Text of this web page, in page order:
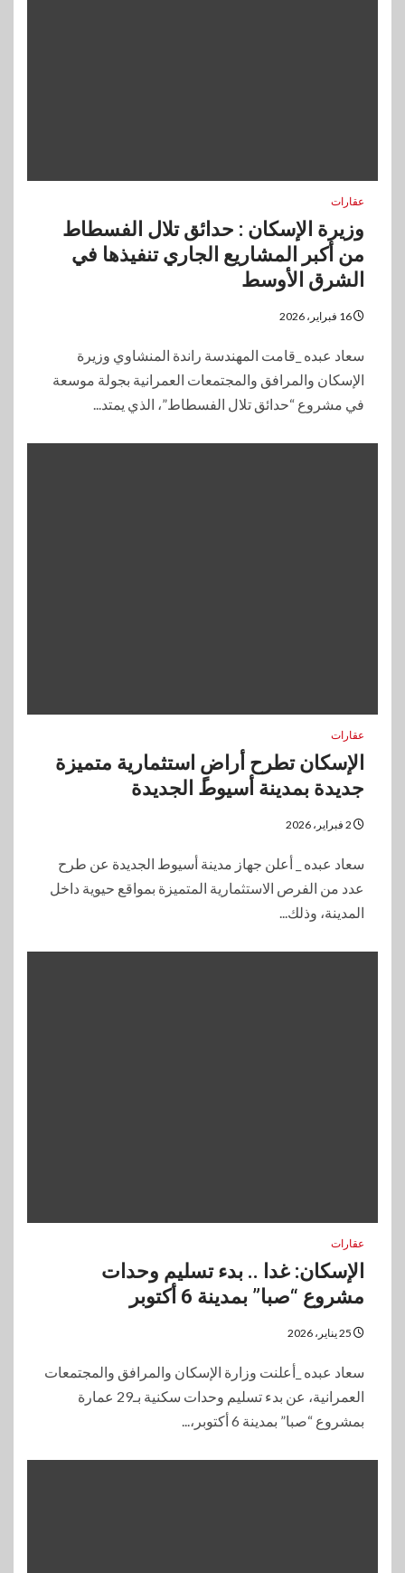
عقارات
وزيرة الإسكان : حدائق تلال الفسطاط
من أكبر المشاريع الجاري تنفيذها في
الشرق الأوسط
سعاد عبده _قامت المهندسة راندة المنشاوي وزيرة
الإسكان والمرافق والمجتمعات العمرانية بجولة موسعة
في مشروع “حدائق تلال الفسطاط”، الذي يمتد...
عقارات
الإسكان تطرح أراضٍ استثمارية متميزة
جديدة بمدينة أسيوط الجديدة
سعاد عبده _ أعلن جهاز مدينة أسيوط الجديدة عن طرح
عدد من الفرص الاستثمارية المتميزة بمواقع حيوية داخل
المدينة، وذلك...
عقارات
الإسكان: غدا .. بدء تسليم وحدات
مشروع “صبا” بمدينة 6 أكتوبر
سعاد عبده _أعلنت وزارة الإسكان والمرافق والمجتمعات
العمرانية، عن بدء تسليم وحدات سكنية بـ29 عمارة
بمشروع “صبا” بمدينة 6 أكتوبر،...